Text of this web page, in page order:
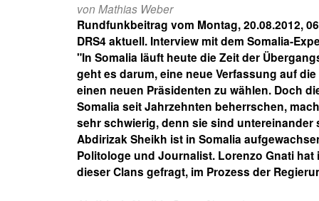
von Mathias Weber
Rundfunkbeitrag vom Montag, 20.08.2012,
DRS4 aktuell. Interview mit dem Somalia-
"In Somalia läuft heute die Zeit der
geht es darum, eine neue Verfassung auf
einen neuen Präsidenten zu wählen. Doch
Somalia seit Jahrzehnten beherrschen,
sehr schwierig, denn sie sind untereinander
Abdirizak Sheikh ist in Somalia
Politologe und Journalist. Lorenzo Gnati hat
dieser Clans gefragt, im Prozess der